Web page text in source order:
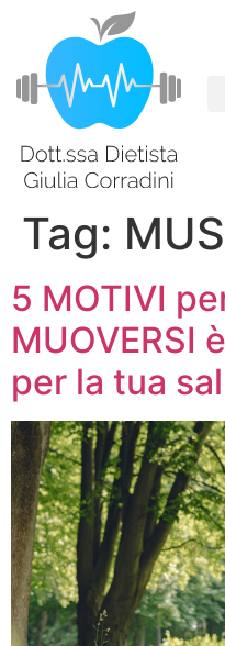
Tag:
5 MOTIVI
MUOVERSI
per la tua